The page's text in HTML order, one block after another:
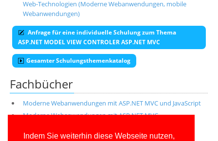
Indem Sie weiterhin diese Webseite nutzen,
Web-Technologien (Moderne Webanwendungen, mobile
Webanwendungen)
Anfrage für eine individuelle Schulung zum Thema
ASP.NET MODEL VIEW CONTROLER ASP.NET MVC
Gesamter Schulungsthemenkatalog
Fachbücher
Moderne Webanwendungen mit ASP.NET MVC und JavaScript
Moderne Webanwendungen mit ASP.NET MVC
Alle unsere aktuellen Fachbücher